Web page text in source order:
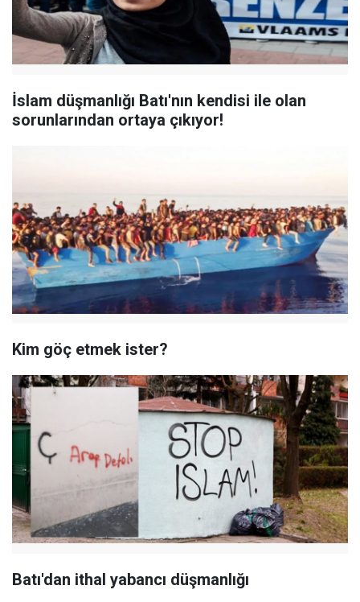
İslam düşmanlığı Batı'nın kendisi ile olan
sorunlarından ortaya çıkıyor!
Kim göç etmek ister?
Batı'dan ithal yabancı düşmanlığı